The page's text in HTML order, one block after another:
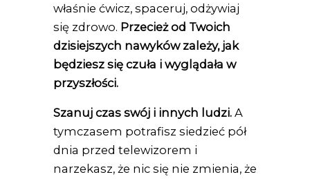
właśnie ćwicz, spaceruj, odżywiaj
się zdrowo. Przecież od Twoich
dzisiejszych nawyków zależy, jak
będziesz się czuła i wyglądała w
przyszłości.
Szanuj czas swój i innych ludzi.A
tymczasem potrafisz siedzieć pół
dnia przed telewizorem i
narzekasz, że nic się nie zmienia, że